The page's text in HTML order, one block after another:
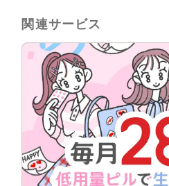
関連サービス